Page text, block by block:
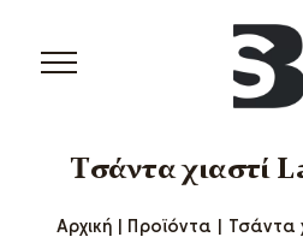
Τσάντα χιαστί
Αρχική| Προϊόντα Τσάντα